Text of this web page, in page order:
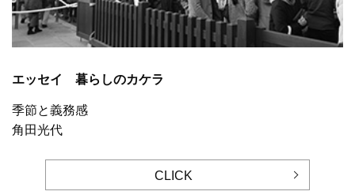
エッセイ 暮らしのカケラ
季節と義務感
角田光代
CLICK